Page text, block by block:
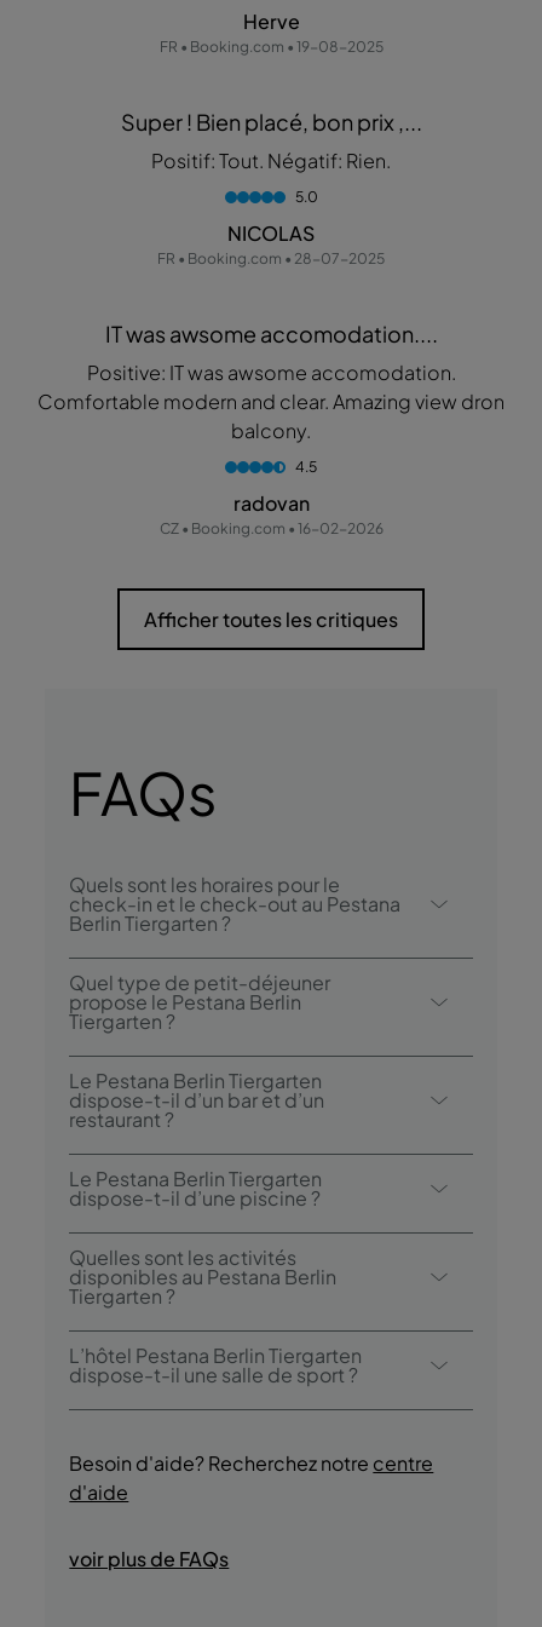
Herve
FR • Booking.com • 19-08-2025
Super ! Bien placé, bon prix ,...
Positif: Tout. Négatif: Rien.
5.0
NICOLAS
FR • Booking.com • 28-07-2025
IT was awsome accomodation....
Positive: IT was awsome accomodation.
Comfortable modern and clear. Amazing view dron
balcony.
4.5
radovan
CZ • Booking.com • 16-02-2026
Afficher toutes les critiques
FAQs
Quels sont les horaires pour le
check-in et le check-out au Pestana
Berlin Tiergarten ?
Le check-in au Pestana Berlin Tiergarten se
fait à partir de 15h00, et le check-out est
possible jusqu’à 12h00.
Quel type de petit-déjeuner
propose le Pestana Berlin
Tiergarten ?
Le petit-déjeuner est servi sous forme de
buffet.
Le Pestana Berlin Tiergarten
dispose-t-il d’un bar et d’un
restaurant ?
Le Pestana Berlin Tiergarten dispose d’un
restaurant: Restaurant Atlantis (ne sert
L’hôtel dispose également d’un bar: Aqua
Bar & Lounge (ouvert de 15h00 à 23h30).
Le Pestana Berlin Tiergarten
dispose-t-il d’une piscine ?
Oui, l’hôtel dispose d’une piscine intérieure
chauffée.
Quelles sont les activités
disponibles au Pestana Berlin
Tiergarten ?
Le Pestana Berlin Tiergarten propose les
activités/services suivants (des frais
- Sauna
- Location de vélos
- Promenades à vélo
- Promenades touristiques
L’hôtel Pestana Berlin Tiergarten
dispose-t-il une salle de sport ?
gymnase pendant tout leur séjour.
Besoin d'aide? Recherchez notre centre
d'aide
voir plus de FAQs